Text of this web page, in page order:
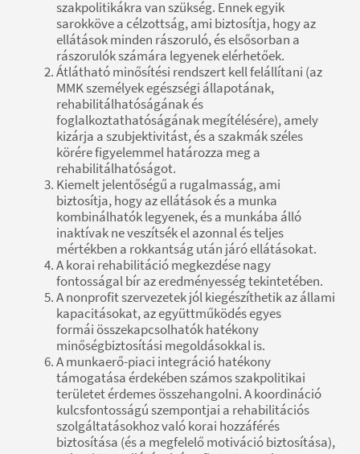
szakpolitikákra van szükség. Ennek egyik
sarokköve a célzottság, ami biztosítja, hogy az
ellátások minden rászoruló, és elsősorban a
rászorulók számára legyenek elérhetőek.
Átlátható minősítési rendszert kell felállítani (az
MMK személyek egészségi állapotának,
rehabilitálhatóságának és
foglalkoztathatóságának megítélésére), amely
kizárja a szubjektivitást, és a szakmák széles
körére figyelemmel határozza meg a
rehabilitálhatóságot.
Kiemelt jelentőségű a rugalmasság, ami
biztosítja, hogy az ellátások és a munka
kombinálhatók legyenek, és a munkába álló
inaktívak ne veszítsék el azonnal és teljes
mértékben a rokkantság után járó ellátásokat.
A korai rehabilitáció megkezdése nagy
fontosságal bír az eredményesség tekintetében.
A nonprofit szervezetek jól kiegészíthetik az állami
kapacitásokat, az együttműködés egyes
formái összekapcsolhatók hatékony
minőségbiztosítási megoldásokkal is.
A munkaerő-piaci integráció hatékony
támogatása érdekében számos szakpolitikai
területet érdemes összehangolni. A koordináció
kulcsfontosságú szempontjai a rehabilitációs
szolgáltatásokhoz való korai hozzáférés
biztosítása (és a megfelelő motiváció biztosítása),